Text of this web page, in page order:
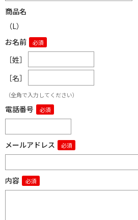
商品名
（L）
お名前
［姓］
［名］
（全角で入力してください）
電話番号
メールアドレス
内容